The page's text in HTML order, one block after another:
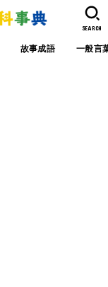
故事成語 一般言
SEARCH